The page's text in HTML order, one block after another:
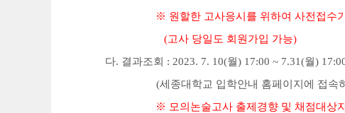
※ 원할한 고사응시를 위하여 사전접수
(고사 당일도 회원가입 가능)
다. 결과조회 : 2023. 7. 10(월) 17:00 ~ 7.31(월)
(세종대학교 입학안내 홈페이지에 접속
※ 모의논술고사 출제경향 및 채점대상